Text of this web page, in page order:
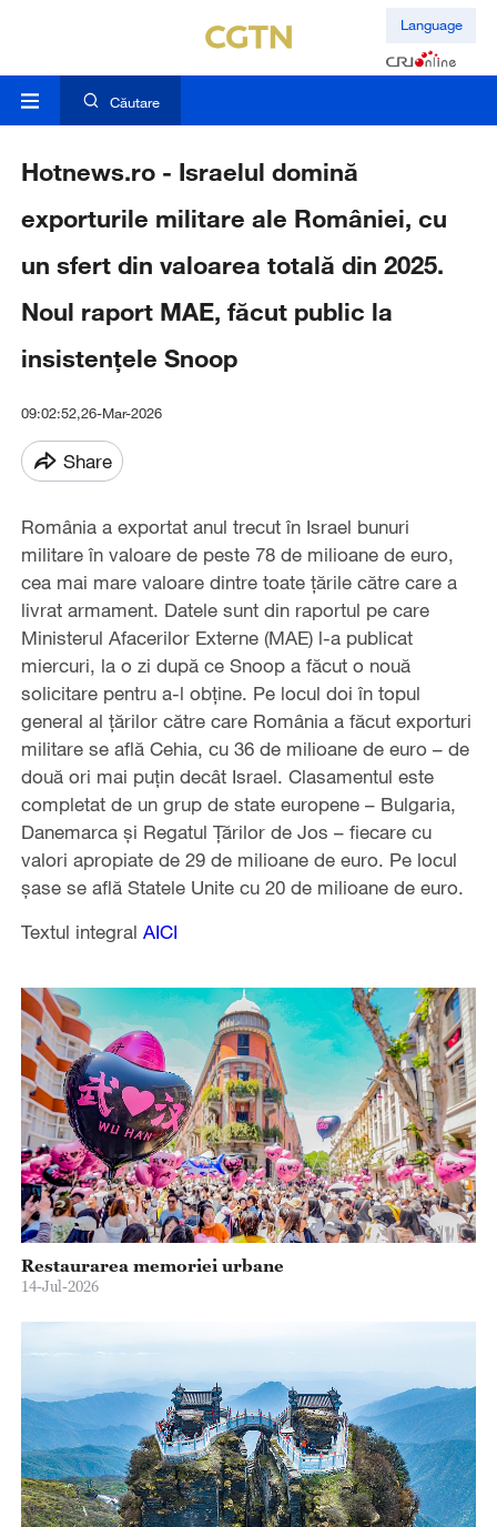
Language
Căutare
Hotnews.ro - Israelul domină
exporturile militare ale României, cu
un sfert din valoarea totală din 2025.
Noul raport MAE, făcut public la
insistențele Snoop
09:02:52,26-Mar-2026
Share
România a exportat anul trecut în Israel bunuri
militare în valoare de peste 78 de milioane de euro,
cea mai mare valoare dintre toate țările către care a
livrat armament. Datele sunt din raportul pe care
Ministerul Afacerilor Externe (MAE) l-a publicat
miercuri, la o zi după ce Snoop a făcut o nouă
solicitare pentru a-l obține. Pe locul doi în topul
general al țărilor către care România a făcut exporturi
militare se află Cehia, cu 36 de milioane de euro – de
două ori mai puțin decât Israel. Clasamentul este
completat de un grup de state europene – Bulgaria,
Danemarca și Regatul Țărilor de Jos – fiecare cu
valori apropiate de 29 de milioane de euro. Pe locul
șase se află Statele Unite cu 20 de milioane de euro.
Textul integral AICI
Restaurarea memoriei urbane
14-Jul-2026